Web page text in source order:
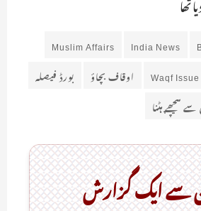
India News
Muslim Affairs
Waqf Issue اوقاف بچاؤ
بورڈ فیصلہ
پیچھے ہٹنا
سے ایک گزارش